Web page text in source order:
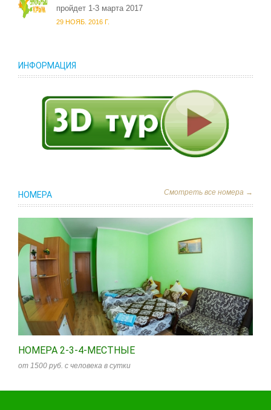
пройдет 1-3 марта 2017
29 НОЯБ. 2016 Г.
ИНФОРМАЦИЯ
НОМЕРА Смотреть все номера →
НОМЕРА 2-3-4-МЕСТНЫЕ
от 1500 руб. с человека в сутки